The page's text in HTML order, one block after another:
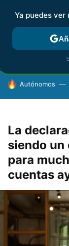
MENÚ
FISCALIDAD Y
HOY SE HABLA
Autónomos
La
siendo un
para
cuentas
Ya puedes ver